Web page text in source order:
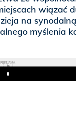
wiązać
na
myślenia
REKLAMA
Play